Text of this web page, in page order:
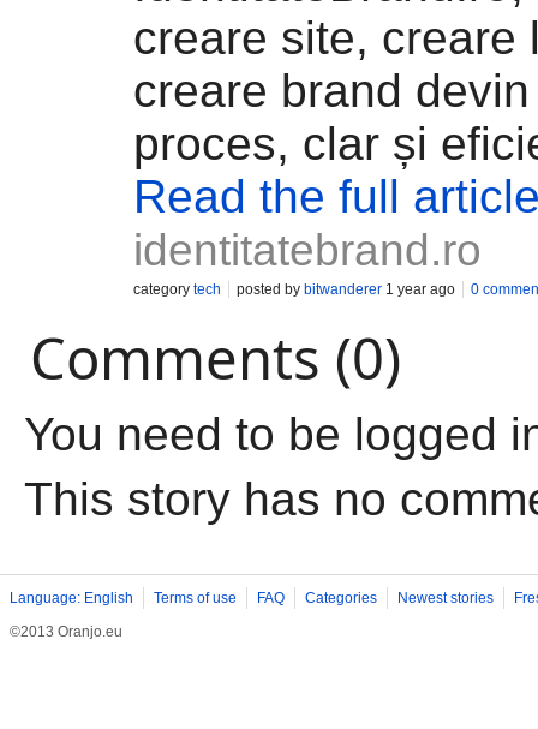
creare site, creare
creare brand
proces, clar și
Read the full
identitatebrand.ro
category tech posted by bitwanderer 1 year ago 0
Comments (0)
You need to be logged
This story has no
Language: English Terms of use FAQ Categories Newest stories
©2013 Oranjo.eu